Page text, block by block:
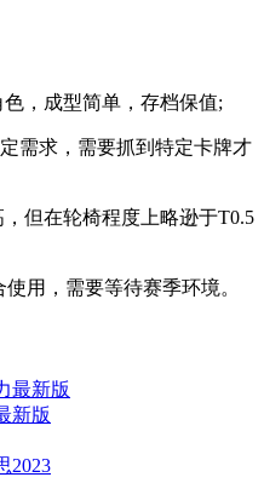
，成型简单，存档保值;
需求，需要抓到特定卡牌才
但在轮椅程度上略逊于T0.5
用，需要等待赛季环境。
新版